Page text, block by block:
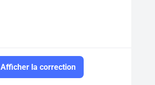
Afficher la correction